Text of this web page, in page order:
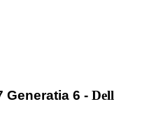
Generatia 6 - Dell